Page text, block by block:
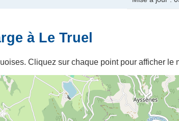
à Le Truel
Cliquez sur chaque point pour afficher le